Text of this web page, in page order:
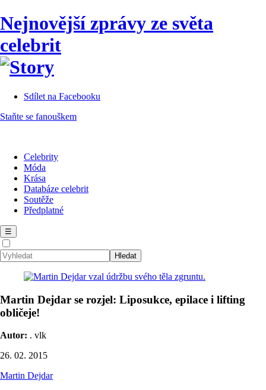
Nejnovější zprávy ze světa
celebrit
Sdílet na Facebooku
Staňte se fanouškem
Celebrity
Móda
Krása
Databáze celebrit
Soutěže
Předplatné
☰
Martin Dejdar se rozjel: Liposukce, epilace i lifting
obličeje!
Autor: . vlk
26. 02. 2015
Martin Dejdar